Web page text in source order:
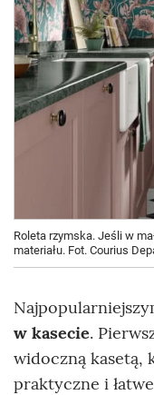
Roleta rzymska. Jeśli w
materiału. Fot. Courius
w kasecie.
widoczną kasetą,
praktyczne i